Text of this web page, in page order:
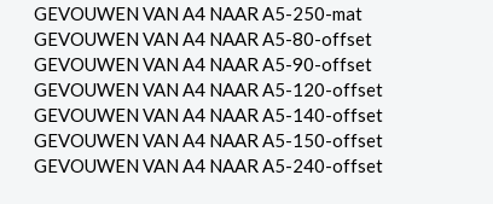
GEVOUWEN VAN A4 NAAR A5-250-mat
GEVOUWEN VAN A4 NAAR A5-80-offset
GEVOUWEN VAN A4 NAAR A5-90-offset
GEVOUWEN VAN A4 NAAR A5-120-offset
GEVOUWEN VAN A4 NAAR A5-140-offset
GEVOUWEN VAN A4 NAAR A5-150-offset
GEVOUWEN VAN A4 NAAR A5-240-offset